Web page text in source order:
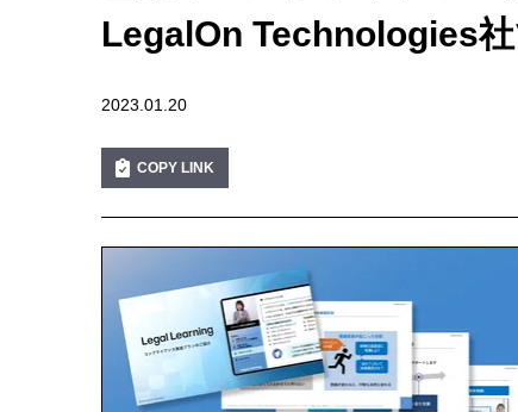
LegalOn Technologies
2023.01.20
COPY LINK